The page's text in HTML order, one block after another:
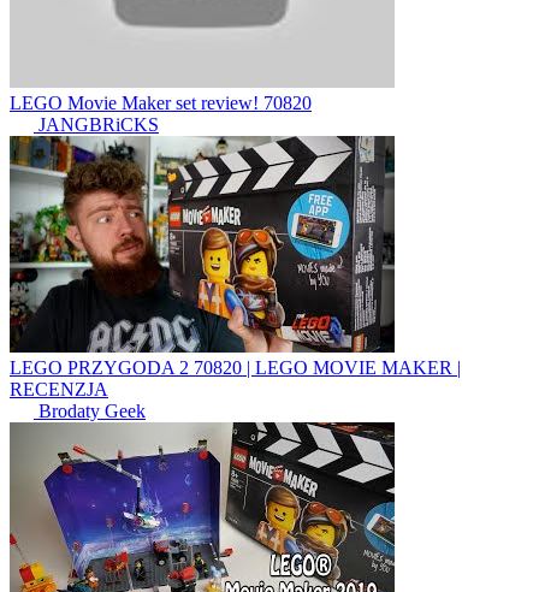
LEGO Movie Maker set review! 70820
JANGBRiCKS
LEGO PRZYGODA 2 70820 | LEGO MOVIE MAKER |
RECENZJA
Brodaty Geek